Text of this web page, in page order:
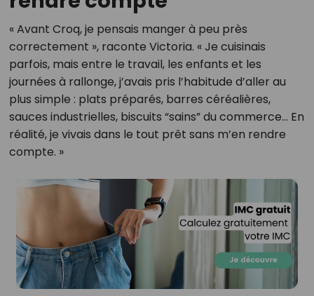
« Avant Croq, je pensais manger à peu près
correctement », raconte Victoria. « Je cuisinais
parfois, mais entre le travail, les enfants et les
journées à rallonge, j’avais pris l’habitude d’aller au
plus simple : plats préparés, barres céréalières,
sauces industrielles, biscuits “sains” du commerce… En
réalité, je vivais dans le tout prêt sans m’en rendre
compte. »